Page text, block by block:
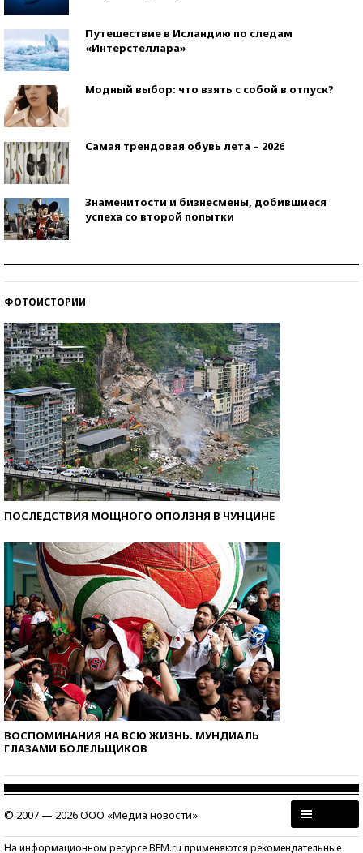
Путешествие в Исландию по следам
«Интерстеллара»
Модный выбор: что взять с собой в отпуск?
Самая трендовая обувь лета – 2026
Знаменитости и бизнесмены, добившиеся
успеха со второй попытки
ФОТОИСТОРИИ
ПОСЛЕДСТВИЯ МОЩНОГО ОПОЛЗНЯ В ЧУНЦИНЕ
ВОСПОМИНАНИЯ НА ВСЮ ЖИЗНЬ. МУНДИАЛЬ
ГЛАЗАМИ БОЛЕЛЬЩИКОВ
© 2007 — 2026 ООО «Медиа новости»
На информационном ресурсе BFM.ru применяются рекомендательные